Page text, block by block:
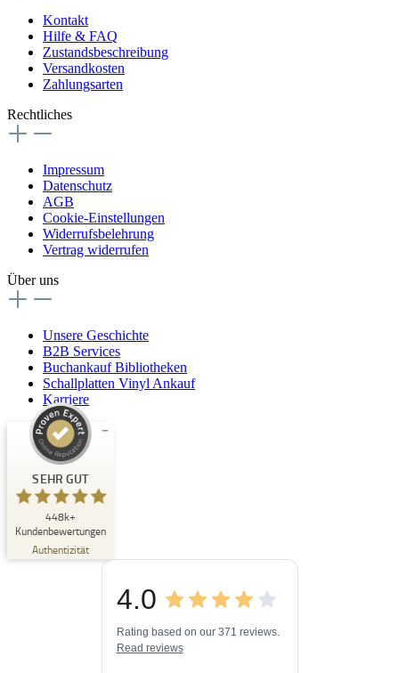
Kontakt
Hilfe & FAQ
Zustandsbeschreibung
Versandkosten
Zahlungsarten
Rechtliches
Impressum
Datenschutz
AGB
Cookie-Einstellungen
Widerrufsbelehrung
Vertrag widerrufen
Über uns
Unsere Geschichte
B2B Services
Buchankauf Bibliotheken
Schallplatten Vinyl Ankauf
Karriere
SEHR GUT
448k+
Kundenbewertungen
Authentizität
Kundenbewertungen und Erfahrungen zu
SEHR GUT
4,84
/
5,00
3
ProvenExpert.com
4.0
Rating based on our 371 reviews.
Read reviews